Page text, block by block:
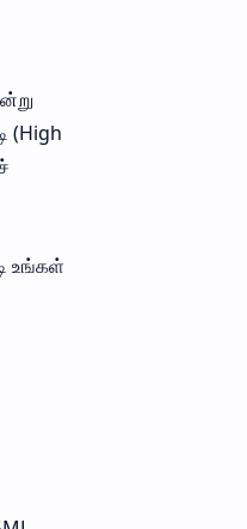
(High
உங்கள்